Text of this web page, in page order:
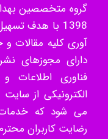
گروه متخصصین
1398 با هدف
دارای مجوزهای
فناوری اطلاعات
الکترونیکی از
می شود که خدمات
رضایت کاربران